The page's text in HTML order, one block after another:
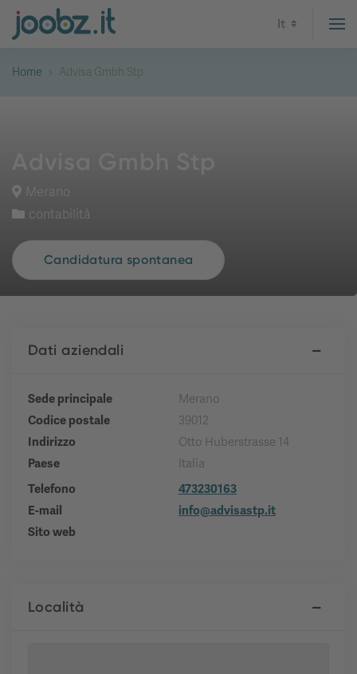
It
Home Advisa Gmbh Stp
Merano
contabilità
Candidatura spontanea
Dati aziendali
Sede principale
Merano
Codice postale
39012
Indirizzo
Otto Huberstrasse 14
Paese
Italia
Telefono
473230163
E-mail
info@advisastp.it
Sito web
Località